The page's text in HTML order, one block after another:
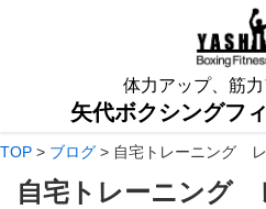
体力アップ、筋
矢代ボクシングフ
TOP > ブログ > 自宅トレーニング
自宅トレーニング